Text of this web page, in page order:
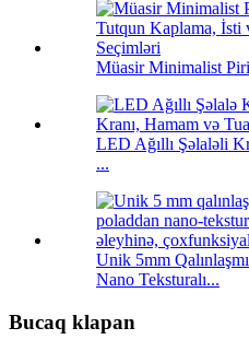
Müasir Minimalist
LED Ağıllı Şəlaləli
...
Unik 5mm
Nano Teksturalı...
Bucaq klapan